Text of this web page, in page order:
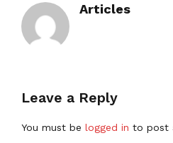
Articles
Leave a Reply
You must be logged in to post